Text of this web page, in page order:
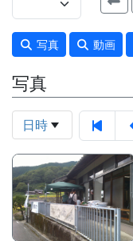
写真 動画
写真
日時